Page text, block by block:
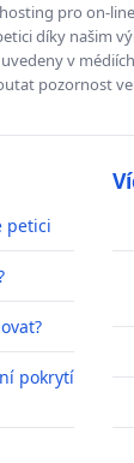
pro on-
díky našim
v
pozornost
petici
pokrytí